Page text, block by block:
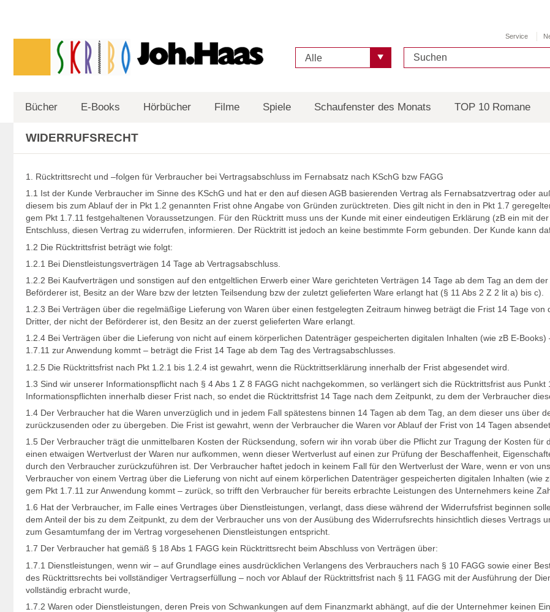
Service
Alle
Bücher E-Books Hörbücher Filme Spiele Schaufenster des Monats TOP 10 Romane
WIDERRUFSRECHT
1. Rücktrittsrecht und –folgen für Verbraucher bei Vertragsabschluss im Fernabsatz nach KSchG bzw FAGG
1.1 Ist der Kunde Verbraucher im Sinne des KSchG und hat er den auf diesen AGB basierenden Vertrag als Fernabsatzvertrag oder
diesem bis zum Ablauf der in Pkt 1.2 genannten Frist ohne Angabe von Gründen zurücktreten. Dies gilt nicht in den in Pkt 1.7
gem Pkt 1.7.11 festgehaltenen Voraussetzungen. Für den Rücktritt muss uns der Kunde mit einer eindeutigen Erklärung (zB ein mit
Entschluss, diesen Vertrag zu widerrufen, informieren. Der Rücktritt ist jedoch an keine bestimmte Form gebunden. Der Kunde kann
1.2 Die Rücktrittsfrist beträgt wie folgt:
1.2.1 Bei Dienstleistungsverträgen 14 Tage ab Vertragsabschluss.
1.2.2 Bei Kaufverträgen und sonstigen auf den entgeltlichen Erwerb einer Ware gerichteten Verträgen 14 Tage ab dem Tag an dem
Beförderer ist, Besitz an der Ware bzw der letzten Teilsendung bzw der zuletzt gelieferten Ware erlangt hat (§ 11 Abs 2 Z 2 lit a) bis c).
1.2.3 Bei Verträgen über die regelmäßige Lieferung von Waren über einen festgelegten Zeitraum hinweg beträgt die Frist 14 Tage
Dritter, der nicht der Beförderer ist, den Besitz an der zuerst gelieferten Ware erlangt.
1.2.4 Bei Verträgen über die Lieferung von nicht auf einem körperlichen Datenträger gespeicherten digitalen Inhalten (wie zB E-
1.7.11 zur Anwendung kommt – beträgt die Frist 14 Tage ab dem Tag des Vertragsabschlusses.
1.2.5 Die Rücktrittsfrist nach Pkt 1.2.1 bis 1.2.4 ist gewahrt, wenn die Rücktrittserklärung innerhalb der Frist abgesendet wird.
1.3 Sind wir unserer Informationspflicht nach § 4 Abs 1 Z 8 FAGG nicht nachgekommen, so verlängert sich die Rücktrittsfrist aus
Informationspflichten innerhalb dieser Frist nach, so endet die Rücktrittsfrist 14 Tage nach dem Zeitpunkt, zu dem der Verbraucher
1.4 Der Verbraucher hat die Waren unverzüglich und in jedem Fall spätestens binnen 14 Tagen ab dem Tag, an dem dieser uns über
zurückzusenden oder zu übergeben. Die Frist ist gewahrt, wenn der Verbraucher die Waren vor Ablauf der Frist von 14 Tagen absendet.
1.5 Der Verbraucher trägt die unmittelbaren Kosten der Rücksendung, sofern wir ihn vorab über die Pflicht zur Tragung der Kosten
einen etwaigen Wertverlust der Waren nur aufkommen, wenn dieser Wertverlust auf einen zur Prüfung der Beschaffenheit,
durch den Verbraucher zurückzuführen ist. Der Verbraucher haftet jedoch in keinem Fall für den Wertverlust der Ware, wenn er von
Verbraucher von einem Vertrag über die Lieferung von nicht auf einem körperlichen Datenträger gespeicherten digitalen Inhalten (wie
gem Pkt 1.7.11 zur Anwendung kommt – zurück, so trifft den Verbraucher für bereits erbrachte Leistungen des Unternehmers keine
1.6 Hat der Verbraucher, im Falle eines Vertrages über Dienstleistungen, verlangt, dass diese während der Widerrufsfrist beginnen
dem Anteil der bis zu dem Zeitpunkt, zu dem der Verbraucher uns von der Ausübung des Widerrufsrechts hinsichtlich dieses Vertrags
zum Gesamtumfang der im Vertrag vorgesehenen Dienstleistungen entspricht.
1.7 Der Verbraucher hat gemäß § 18 Abs 1 FAGG kein Rücktrittsrecht beim Abschluss von Verträgen über:
1.7.1 Dienstleistungen, wenn wir – auf Grundlage eines ausdrücklichen Verlangens des Verbrauchers nach § 10 FAGG sowie einer
des Rücktrittsrechts bei vollständiger Vertragserfüllung – noch vor Ablauf der Rücktrittsfrist nach § 11 FAGG mit der Ausführung der
vollständig erbracht wurde,
1.7.2 Waren oder Dienstleistungen, deren Preis von Schwankungen auf dem Finanzmarkt abhängt, auf die der Unternehmer keinen